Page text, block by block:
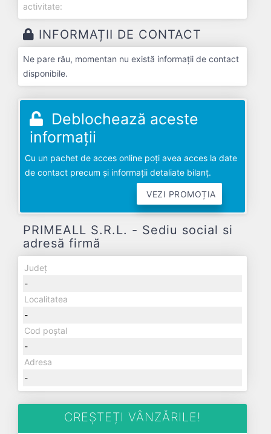
activitate:
INFORMAȚII DE CONTACT
Ne pare rău, momentan nu există informații de contact
disponibile.
Deblochează aceste
informații
Cu un pachet de acces online poți avea acces la date
de contact precum și informații detaliate bilanț.
VEZI PROMOȚIA
PRIMEALL S.R.L. - Sediu social si
adresă firmă
Județ
-
Localitatea
-
Cod poștal
-
Adresa
-
CREȘTEȚI VÂNZĂRILE!